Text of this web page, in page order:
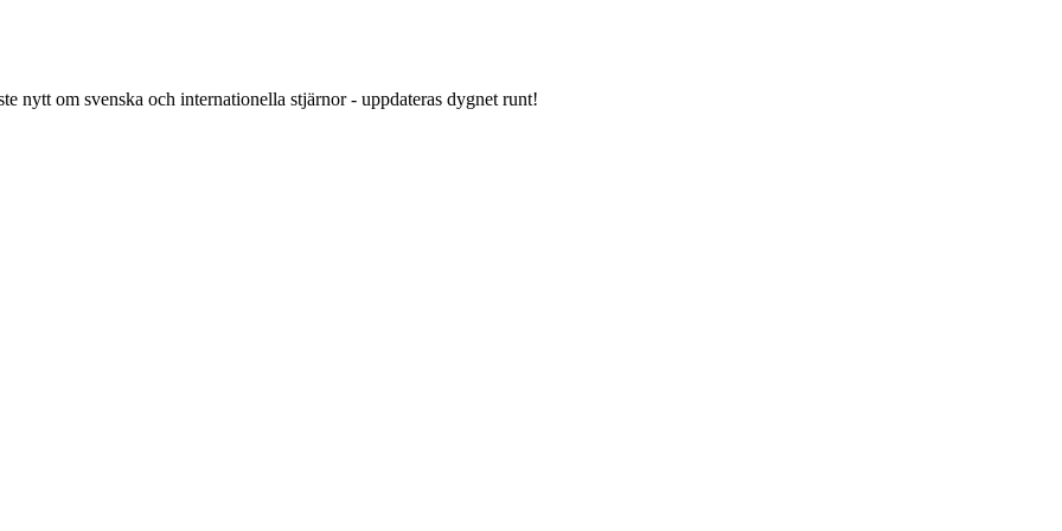
nytt om svenska och internationella stjärnor - uppdateras dygnet runt!